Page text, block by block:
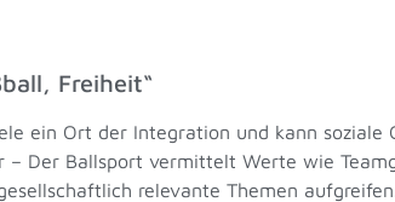
Freiheit“
ein Ort der Integration und kann soziale
Der Ballsport vermittelt Werte wie
relevante Themen